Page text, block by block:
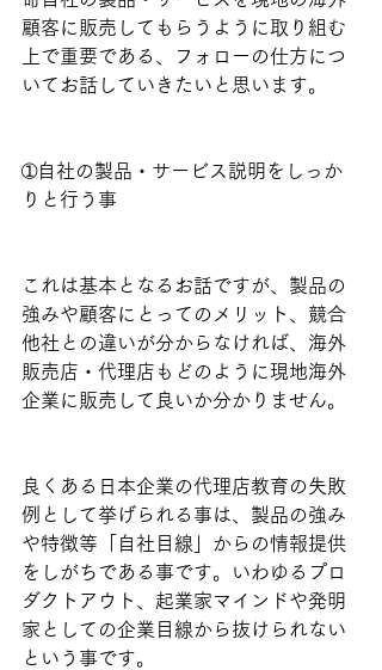
顧客に販売してもらうように取り組む
上で重要である、フォローの仕方につ
いてお話していきたいと思います。
➀自社の製品・サービス説明をしっか
りと行う事
これは基本となるお話ですが、製品の
強みや顧客にとってのメリット、競合
他社との違いが分からなければ、海外
販売店・代理店もどのように現地海外
企業に販売して良いか分かりません。
良くある日本企業の代理店教育の失敗
例として挙げられる事は、製品の強み
や特徴等「自社目線」からの情報提供
をしがちである事です。いわゆるプロ
ダクトアウト、起業家マインドや発明
家としての企業目線から抜けられない
という事です。